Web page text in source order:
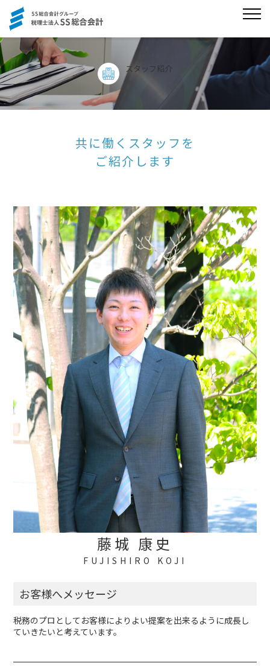
スタッフ紹介
共に働くスタッフを
ご紹介します
藤城 康史
FUJISHIRO KOJI
お客様へメッセージ
税務のプロとしてお客様によりよい提案を出来るように成長し
ていきたいと考えています。